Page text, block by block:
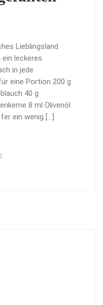
Lieblingsland
leckeres
in jede
eine Portion 200 g
40 g
8 ml Olivenöl
ein wenig […]